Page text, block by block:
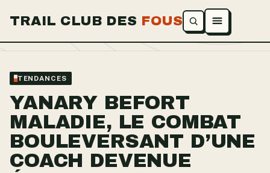
TRAIL CLUB DES FOUS Ouvrir le menu
TENDANCES
YANARY BEFORT
MALADIE, LE COMBAT
BOULEVERSANT D’UNE
COACH DEVENUE